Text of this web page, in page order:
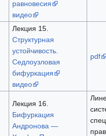
равновесия
видео
Лекция 15.
Структурная
устойчивость.
Седлоузловая
бифуркация
видео
pdf
Лекция 16.
Бифуркация
Андронова —